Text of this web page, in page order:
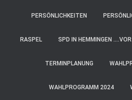
PERSÖNLICHKEITEN
RASPEL SPD IN HEMMINGEN
TERMINPLANUNG
WAHLPROGRAMM 2024